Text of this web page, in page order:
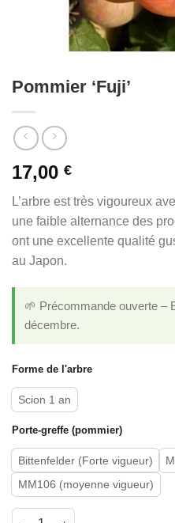
Pommier ‘Fuji’
17,00 €
L’arbre est très vigoureux
une faible alternance des
ont une excellente qualité
au Japon.
🌱 Précommande ouverte –
décembre.
Forme de l'arbre
Scion 1 an
Porte-greffe (pommier)
Bittenfelder (Forte vigueur)
MM106 (moyenne vigueur)
quantité de Pommier 'Fuji'